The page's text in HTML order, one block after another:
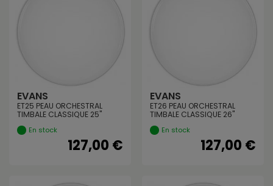
EVANS
ET25 PEAU ORCHESTRAL
TIMBALE CLASSIQUE 25"
En stock
127,00 €
EVANS
ET26 PEAU ORCHESTRAL
TIMBALE CLASSIQUE 26"
En stock
127,00 €